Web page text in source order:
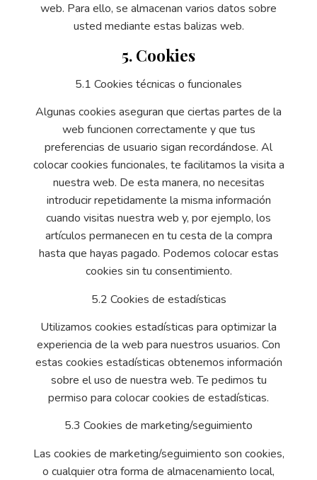
web. Para ello, se almacenan varios datos sobre
usted mediante estas balizas web.
5. Cookies
5.1 Cookies técnicas o funcionales
Algunas cookies aseguran que ciertas partes de la
web funcionen correctamente y que tus
preferencias de usuario sigan recordándose. Al
colocar cookies funcionales, te facilitamos la visita a
nuestra web. De esta manera, no necesitas
introducir repetidamente la misma información
cuando visitas nuestra web y, por ejemplo, los
artículos permanecen en tu cesta de la compra
hasta que hayas pagado. Podemos colocar estas
cookies sin tu consentimiento.
5.2 Cookies de estadísticas
Utilizamos cookies estadísticas para optimizar la
experiencia de la web para nuestros usuarios. Con
estas cookies estadísticas obtenemos información
sobre el uso de nuestra web. Te pedimos tu
permiso para colocar cookies de estadísticas.
5.3 Cookies de marketing/seguimiento
Las cookies de marketing/seguimiento son cookies,
o cualquier otra forma de almacenamiento local,